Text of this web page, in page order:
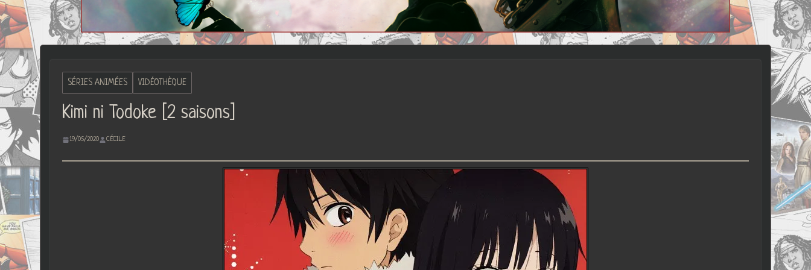
SÉRIES ANIMÉES VIDÉOTHÈQUE
Kimi ni Todoke [2 saisons]
19/05/2020 CÉCILE